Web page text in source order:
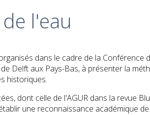
l'eau
dans le cadre de la
Delft aux Pays-Bas, à présenter la
historiques.
dont celle de l'AGUR dans la revue
une reconnaissance académique